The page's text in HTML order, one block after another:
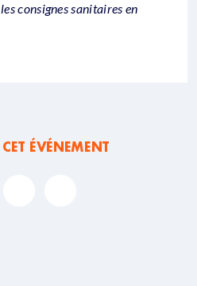
consignes sanitaires en
ÉVÉNEMENT